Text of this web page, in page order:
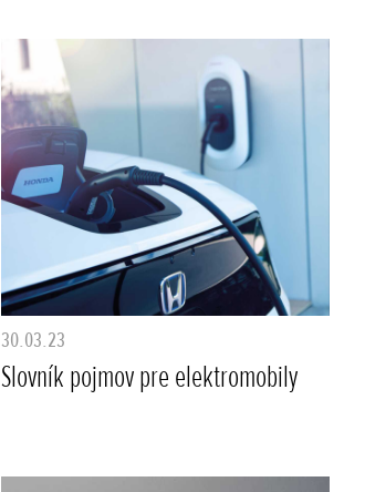
30.03.23
Slovník pojmov pre elektromobily